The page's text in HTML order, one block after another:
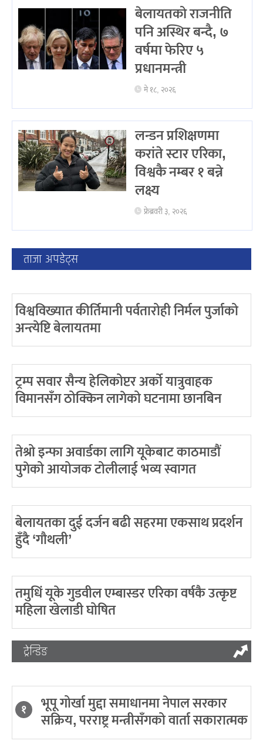
बेलायतको राजनीति
पनि अस्थिर बन्दै, ७
वर्षमा फेरिए ५
प्रधानमन्त्री
मे १८, २०२६
लन्डन प्रशिक्षणमा
करांते स्टार एरिका,
विश्वकै नम्बर १ बन्ने
लक्ष्य
फ्रेब्रवरी ३, २०२६
ताजा अपडेट्स
विश्वविख्यात कीर्तिमानी पर्वतारोही निर्मल पुर्जाको
अन्त्येष्टि बेलायतमा
ट्रम्प सवार सैन्य हेलिकोप्टर अर्को यात्रुवाहक
विमानसँग ठोक्किन लागेको घटनामा छानबिन
तेश्रो इन्फा अवार्डका लागि यूकेबाट काठमाडौं
पुगेको आयोजक टोलीलाई भव्य स्वागत
बेलायतका दुई दर्जन बढी सहरमा एकसाथ प्रदर्शन
हुँदै ‘गौथली’
तमुधिं यूके गुडवील एम्बास्डर एरिका वर्षकै उत्कृष्ट
महिला खेलाडी घोषित
ट्रेन्डिङ
१ भूपू गोर्खा मुद्दा समाधानमा नेपाल सरकार
सक्रिय, परराष्ट्र मन्त्रीसँगको वार्ता सकारात्मक